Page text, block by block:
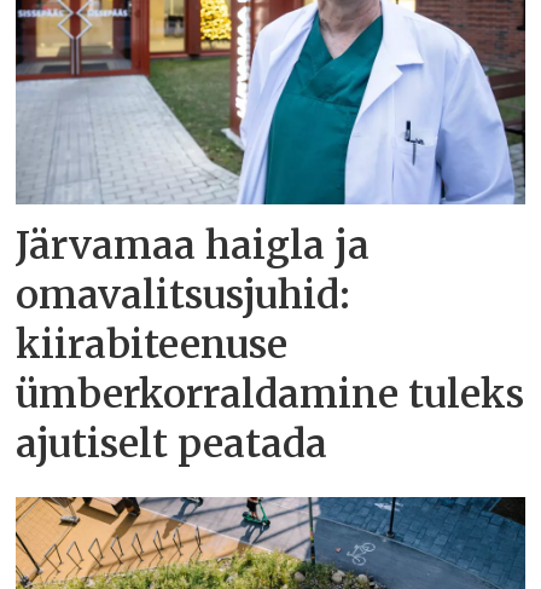
Järvamaa haigla ja
omavalitsusjuhid:
kiirabiteenuse
ümberkorraldamine tuleks
ajutiselt peatada